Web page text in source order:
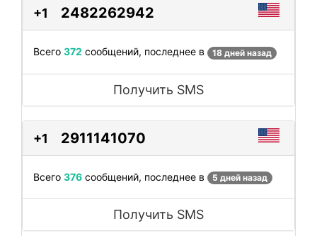
+1 2482262942
Всего 372 сообщений, последнее в 18 дней назад
Получить SMS
+1 2911141070
Всего 376 сообщений, последнее в 5 дней назад
Получить SMS